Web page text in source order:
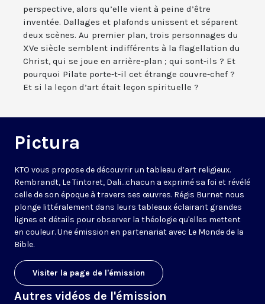
perspective, alors qu’elle vient à peine d’être
inventée. Dallages et plafonds unissent et séparent
deux scènes. Au premier plan, trois personnages du
XVe siècle semblent indifférents à la flagellation du
Christ, qui se joue en arrière-plan ; qui sont-ils ? Et
pourquoi Pilate porte-t-il cet étrange couvre-chef ?
Et si la leçon d’art était leçon spirituelle ?
Pictura
KTO vous propose de découvrir un tableau d’art religieux.
Rembrandt, Le Tintoret, Dali…chacun a exprimé sa foi et révélé
celle de son époque à travers ses œuvres. Régis Burnet nous
plonge littéralement dans leurs tableaux éclairant grandes
lignes et détails pour observer la théologie qu'elles mettent
en couleur. Une émission en partenariat avec Le Monde de la
Bible.
Visiter la page de l'émission
Autres vidéos de l'émission